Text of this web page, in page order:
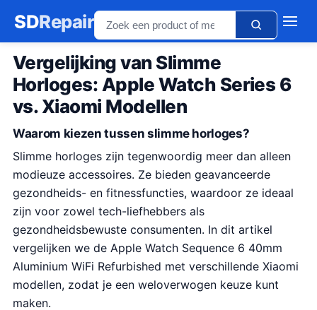
SDRepair
Vergelijking van Slimme
Horloges: Apple Watch Series 6
vs. Xiaomi Modellen
Waarom kiezen tussen slimme horloges?
Slimme horloges zijn tegenwoordig meer dan alleen
modieuze accessoires. Ze bieden geavanceerde
gezondheids- en fitnessfuncties, waardoor ze ideaal
zijn voor zowel tech-liefhebbers als
gezondheidsbewuste consumenten. In dit artikel
vergelijken we de Apple Watch Sequence 6 40mm
Aluminium WiFi Refurbished met verschillende Xiaomi
modellen, zodat je een weloverwogen keuze kunt
maken.